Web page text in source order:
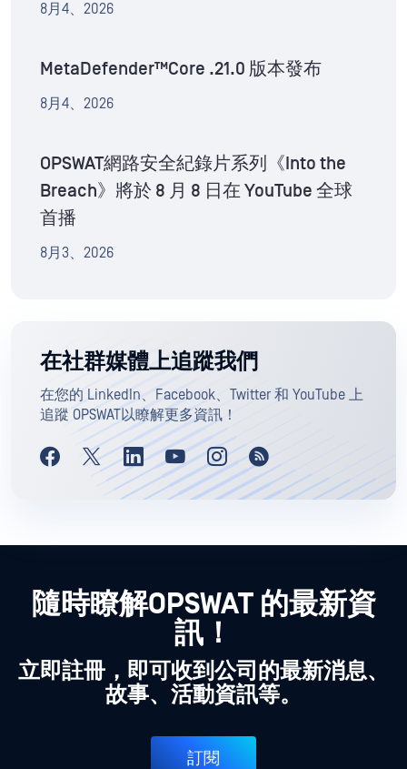
8月4、2026
MetaDefender™Core .21.0 版本發布
8月4、2026
OPSWAT網路安全紀錄片系列《Into the
Breach》將於 8 月 8 日在 YouTube 全球
首播
8月3、2026
在社群媒體上追蹤我們
在您的 LinkedIn、Facebook、Twitter 和 YouTube 上
追蹤 OPSWAT以瞭解更多資訊！
隨時瞭解OPSWAT 的最新資
訊！
立即註冊，即可收到公司的最新消息、
故事、活動資訊等。
訂閱